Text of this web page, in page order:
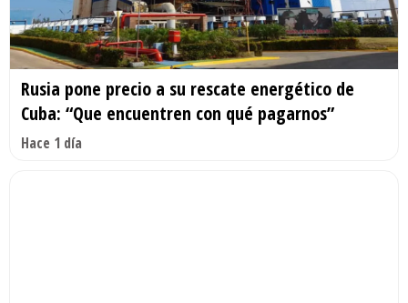
Rusia pone precio a su rescate energético de
Cuba: “Que encuentren con qué pagarnos”
Hace 1 día